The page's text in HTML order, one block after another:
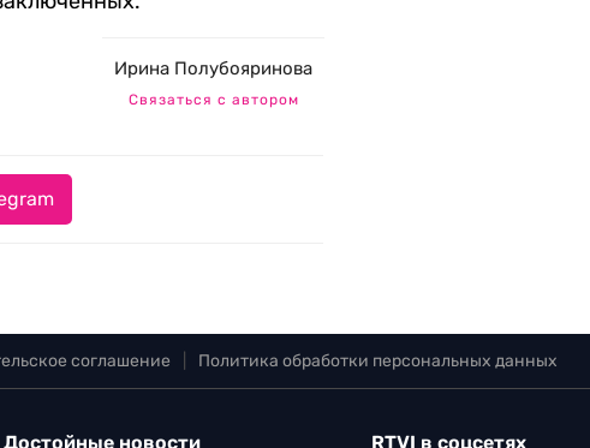
Ирина Полубояринова
Связаться с автором
соглашение Политика обработки персональных данных
Достойные новости RTVI в соцсетях